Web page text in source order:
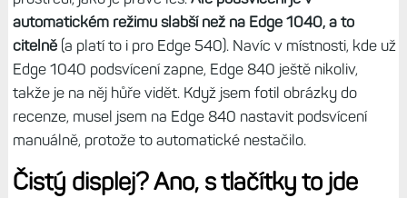
je to lepší než u Edge 1040 Solar, kde je navíc solární
vrstva – každá vrstva navíc parametry displeje zhoršuje.
Displej na E1040 je tak méně kontrastní, barvy nejsou tak
jasné a celkově se to celé leskne jako psí kulky. Z tohoto
pohledu je základní Edge 840 (a Edge 540) jistě dobrou
volbou.
Displej má opět automatické podsvícení, takže jak vjedete
do stínu nebo do lesa, ihned se rozsvítí a svůj jas přizpůsobí